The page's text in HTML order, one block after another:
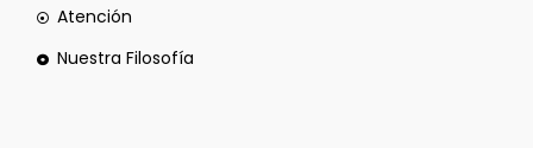
Atención
Nuestra Filosofía